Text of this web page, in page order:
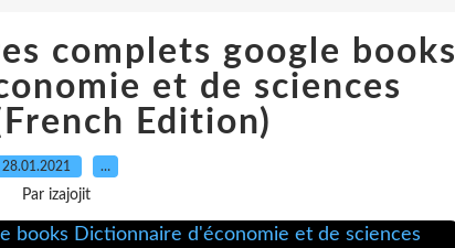
complets google books
et de sciences
Edition)
28.01.2021 …
Par izajojit